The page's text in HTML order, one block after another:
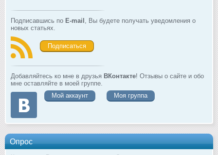
Подписавшись по E-mail , Вы будете получать уведомления о
новых статьях.
Подписаться
Добавляйтесь ко мне в друзья ВКонтакте! Отзывы о сайте и обо
мне оставляйте в моей группе.
Мой аккаунт
Моя группа
Опрос